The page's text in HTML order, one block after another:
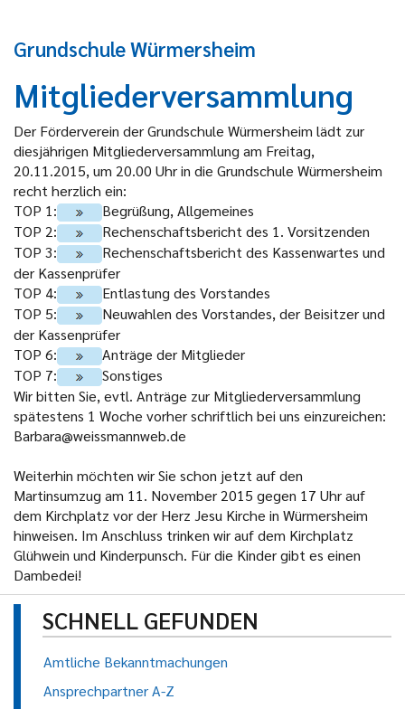
Grundschule Würmersheim
Mitgliederversammlung
Der Förderverein der Grundschule Würmersheim lädt zur
diesjährigen Mitgliederversammlung am Freitag,
20.11.2015, um 20.00 Uhr in die Grundschule Würmersheim
recht herzlich ein:
TOP 1:
Begrüßung, Allgemeines
TOP 2:
Rechenschaftsbericht des 1. Vorsitzenden
TOP 3:
Rechenschaftsbericht des Kassenwartes und
der Kassenprüfer
TOP 4:
Entlastung des Vorstandes
TOP 5:
Neuwahlen des Vorstandes, der Beisitzer und
der Kassenprüfer
TOP 6:
Anträge der Mitglieder
TOP 7:
Sonstiges
Wir bitten Sie, evtl. Anträge zur Mitgliederversammlung
spätestens 1 Woche vorher schriftlich bei uns einzureichen:
Barbara@weissmannweb.de
Weiterhin möchten wir Sie schon jetzt auf den
Martinsumzug am 11. November 2015 gegen 17 Uhr auf
dem Kirchplatz vor der Herz Jesu Kirche in Würmersheim
hinweisen. Im Anschluss trinken wir auf dem Kirchplatz
Glühwein und Kinderpunsch. Für die Kinder gibt es einen
Dambedei!
SCHNELL GEFUNDEN
Amtliche Bekanntmachungen
Ansprechpartner A-Z